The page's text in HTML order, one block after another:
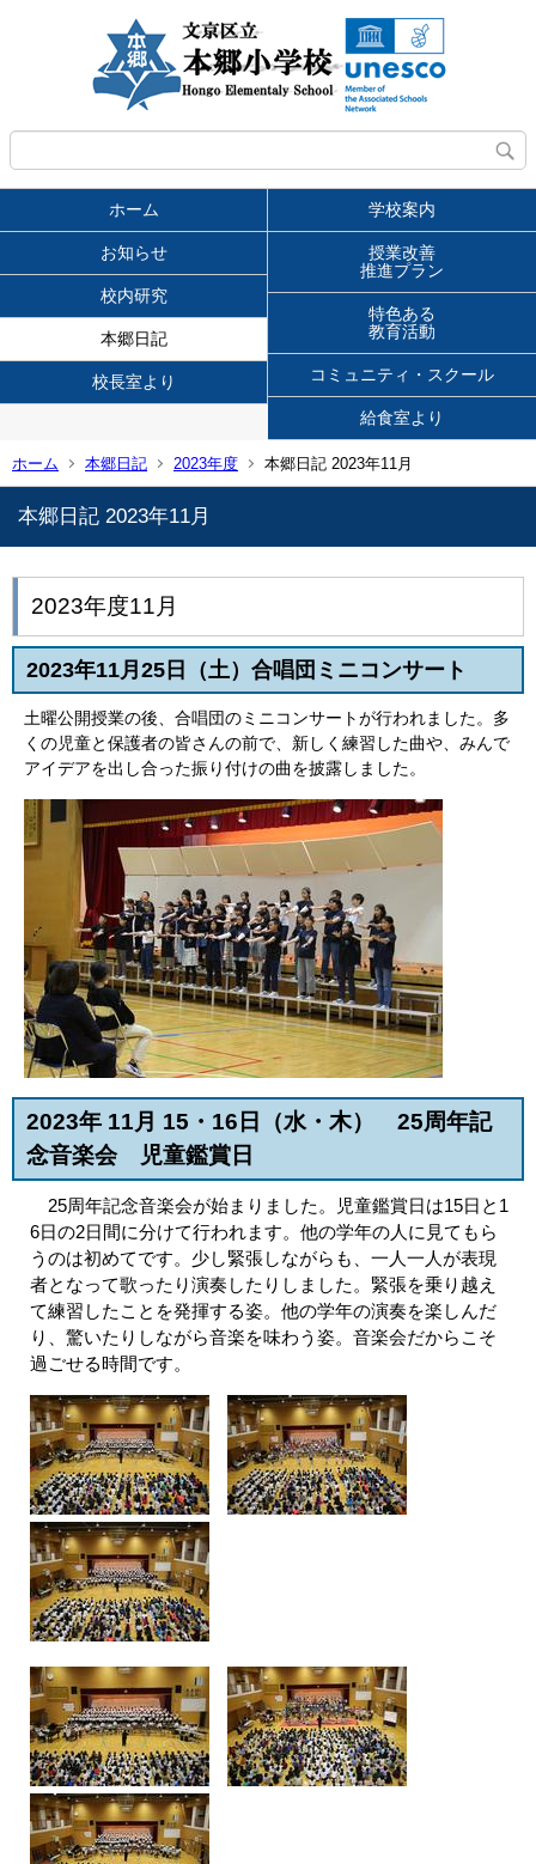
ホーム 学校案内
お知らせ
授業改善
推進プラン
校内研究
特色ある
教育活動
本郷日記
コミュニティ・スクール
校長室より
給食室より
ホーム 本郷日記 2023年度 本郷日記 2023年11月
本郷日記 2023年11月
2023年度11月
2023年11月25日（土）合唱団ミニコンサート
土曜公開授業の後、合唱団のミニコンサートが行われました。多
くの児童と保護者の皆さんの前で、新しく練習した曲や、みんで
アイデアを出し合った振り付けの曲を披露しました。
2023年 11月 15・16日（水・木） 25周年記
念音楽会 児童鑑賞日
25周年記念音楽会が始まりました。児童鑑賞日は15日と1
6日の2日間に分けて行われます。他の学年の人に見てもら
うのは初めてです。少し緊張しながらも、一人一人が表現
者となって歌ったり演奏したりしました。緊張を乗り越え
て練習したことを発揮する姿。他の学年の演奏を楽しんだ
り、驚いたりしながら音楽を味わう姿。音楽会だからこそ
過ごせる時間です。